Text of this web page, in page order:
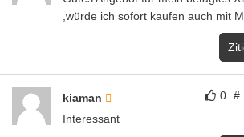
,würde ich sofort kaufen auch mit
0 #
kiaman
Interessant